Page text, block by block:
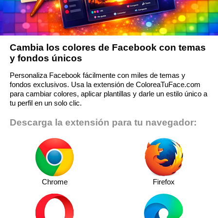
Cambia los colores de Facebook con temas
y fondos únicos
Personaliza Facebook fácilmente con miles de temas y
fondos exclusivos. Usa la extensión de ColoreaTuFace.com
para cambiar colores, aplicar plantillas y darle un estilo único a
tu perfil en un solo clic.
Descarga la extensión para tu navegador:
Chrome Firefox